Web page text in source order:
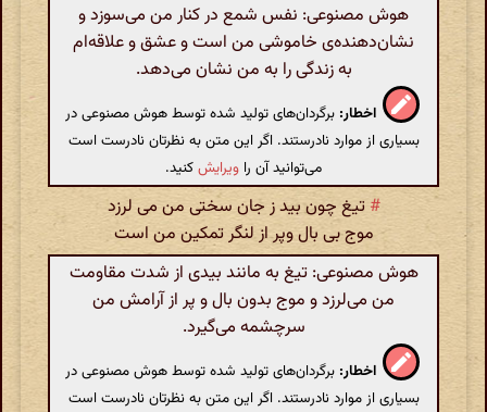
هوش مصنوعی: نفس شمع در کنار من می‌سوزد و
نشان‌دهنده‌ی خاموشی من است و عشق و علاقه‌ام
به زندگی را به من نشان می‌دهد.
اخطار: برگردان‌های تولید شده توسط هوش مصنوعی در
بسیاری از موارد نادرستند. اگر این متن به نظرتان نادرست است
می‌توانید آن را ویرایشکنید.
# تیغ چون بید ز جان سختی من می لرزد
موج بی بال وپر از لنگر تمکین من است
هوش مصنوعی: تیغ به مانند بیدی از شدت مقاومت
من می‌لرزد و موج بدون بال و پر از آرامش من
سرچشمه می‌گیرد.
اخطار: برگردان‌های تولید شده توسط هوش مصنوعی در
بسیاری از موارد نادرستند. اگر این متن به نظرتان نادرست است